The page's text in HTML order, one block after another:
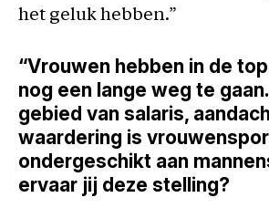
het geluk hebben.”
“Vrouwen hebben in de
nog een lange weg te
gebied van salaris,
waardering is
ondergeschikt aan
ervaar jij deze stelling?